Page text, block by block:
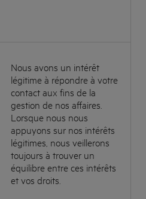
Nous avons un intérêt
légitime à répondre à votre
contact aux fins de la
gestion de nos affaires.
Lorsque nous nous
appuyons sur nos intérêts
légitimes, nous veillerons
toujours à trouver un
équilibre entre ces intérêts
et vos droits.